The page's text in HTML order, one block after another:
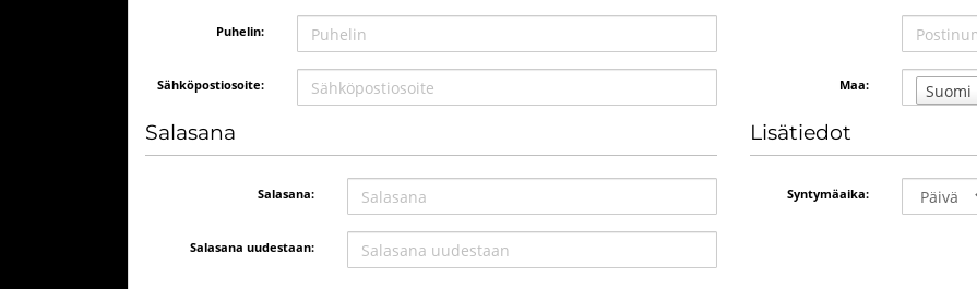
Puhelin:
Sähköpostiosoite:
Salasana
Salasana:
Salasana uudestaan:
Maa: Suomi
Lisätiedot
Syntymäaika: